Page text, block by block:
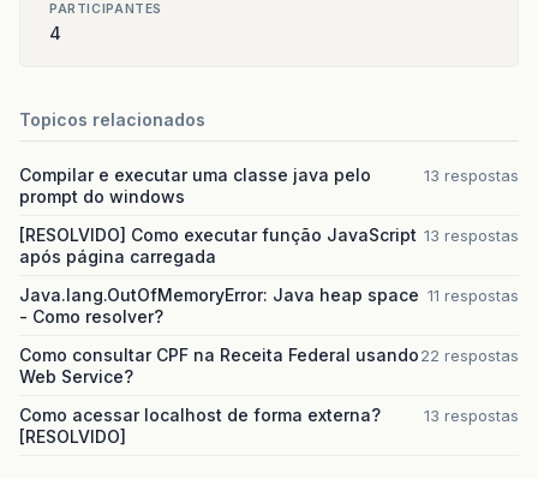
PARTICIPANTES
4
Topicos relacionados
Compilar e executar uma classe java pelo
prompt do windows
13 respostas
[RESOLVIDO] Como executar função JavaScript
após página carregada
13 respostas
Java.lang.OutOfMemoryError: Java heap space
- Como resolver?
11 respostas
Como consultar CPF na Receita Federal usando
Web Service?
22 respostas
Como acessar localhost de forma externa?
[RESOLVIDO]
13 respostas